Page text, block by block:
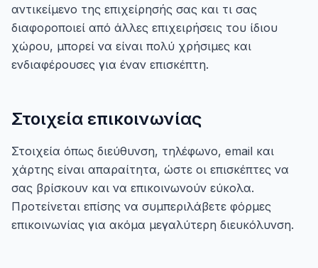
αντικείμενο της επιχείρησής σας και τι σας
διαφοροποιεί από άλλες επιχειρήσεις του ίδιου
χώρου, μπορεί να είναι πολύ χρήσιμες και
ενδιαφέρουσες για έναν επισκέπτη.
Στοιχεία επικοινωνίας
Στοιχεία όπως διεύθυνση, τηλέφωνο, email και
χάρτης είναι απαραίτητα, ώστε οι επισκέπτες να
σας βρίσκουν και να επικοινωνούν εύκολα.
Προτείνεται επίσης να συμπεριλάβετε φόρμες
επικοινωνίας για ακόμα μεγαλύτερη διευκόλυνση.